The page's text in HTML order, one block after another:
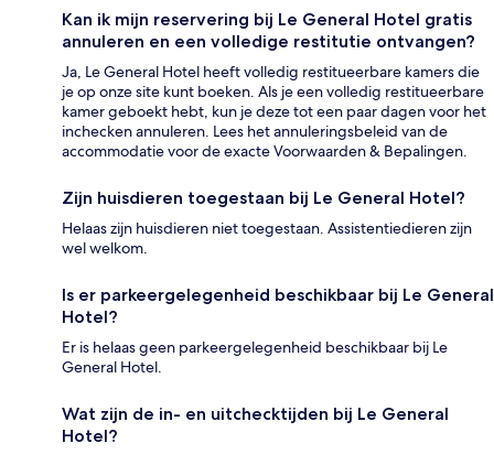
Kan ik mijn reservering bij Le General Hotel gratis
annuleren en een volledige restitutie ontvangen?
Ja, Le General Hotel heeft volledig restitueerbare kamers die
je op onze site kunt boeken. Als je een volledig restitueerbare
kamer geboekt hebt, kun je deze tot een paar dagen voor het
inchecken annuleren. Lees het annuleringsbeleid van de
accommodatie voor de exacte Voorwaarden & Bepalingen.
Zijn huisdieren toegestaan bij Le General Hotel?
Helaas zijn huisdieren niet toegestaan. Assistentiedieren zijn
wel welkom.
Is er parkeergelegenheid beschikbaar bij Le General
Hotel?
Er is helaas geen parkeergelegenheid beschikbaar bij Le
General Hotel.
Wat zijn de in- en uitchecktijden bij Le General
Hotel?